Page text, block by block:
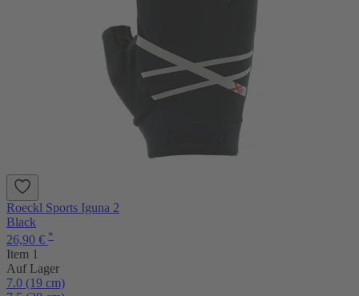
Roeckl Sports Iguna 2
Black
26,90 € *
Item 1
Auf Lager
7.0 (19 cm)